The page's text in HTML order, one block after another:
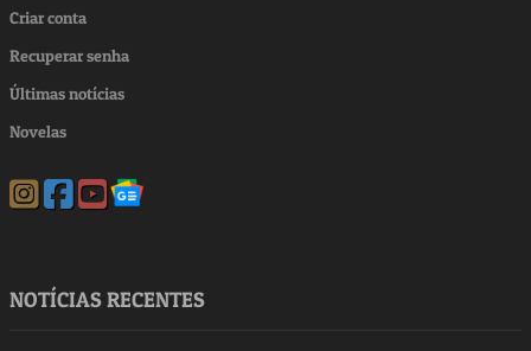
Criar conta
Recuperar senha
Últimas notícias
Novelas
NOTÍCIAS RECENTES